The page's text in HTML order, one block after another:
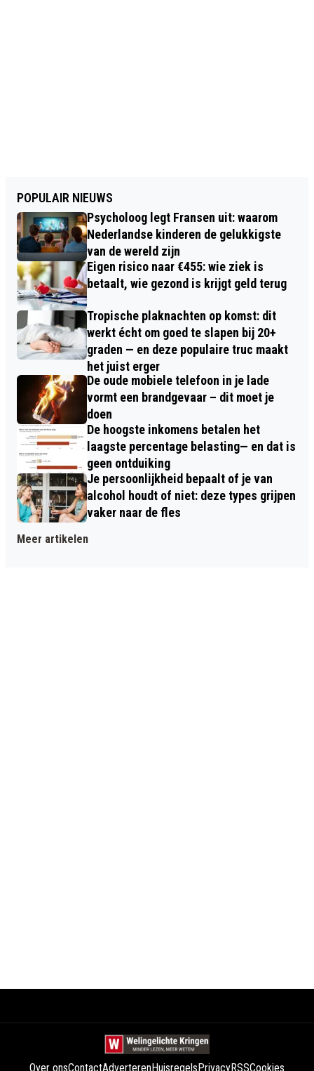
POPULAIR NIEUWS
Psycholoog legt Fransen uit: waarom
Nederlandse kinderen de gelukkigste
van de wereld zijn
Eigen risico naar €455: wie ziek is
betaalt, wie gezond is krijgt geld terug
Tropische plaknachten op komst: dit
werkt écht om goed te slapen bij 20+
graden — en deze populaire truc maakt
het juist erger
De oude mobiele telefoon in je lade
vormt een brandgevaar – dit moet je
doen
De hoogste inkomens betalen het
laagste percentage belasting— en dat is
geen ontduiking
Je persoonlijkheid bepaalt of je van
alcohol houdt of niet: deze types grijpen
vaker naar de fles
Meer artikelen
Over onsContactAdverterenHuisregels PrivacyRSSCookies